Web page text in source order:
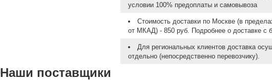
условии 100% предоплаты и самовывоза
Стоимость доставки по Москве (в
от МКАД) - 850 руб. Подробнее о доставке с
Для региональных клиентов доставка
отдельно (непосредственно перевозчику).
Наши поставщики